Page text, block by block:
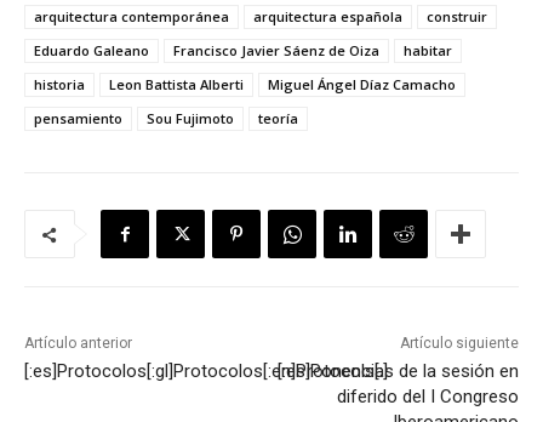
arquitectura contemporánea arquitectura española
construir
Eduardo Galeano
Francisco Javier Sáenz de Oiza
habitar
historia
Leon Battista Alberti
Miguel Ángel Díaz Camacho
pensamiento
Sou Fujimoto teoría
Artículo anterior
[:es]Protocolos[:gl]Protocolos[:en]Protocols[:]
Artículo siguiente
[:es]Ponencias de la sesión en
diferido del I Congreso